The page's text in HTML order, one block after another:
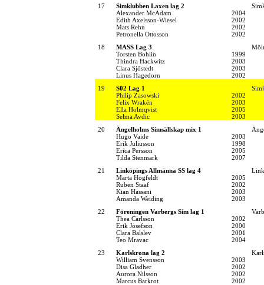
17
Simklubben Laxen lag 2
Alexander McAdam
2004
Edith Axelsson-Wiesel
2002
Mats Rehn
2002
Petronella Ottosson
2002
18
MASS Lag 3
Torsten Bohlin
1999
Thindra Hackwitz
2003
Clara Sjöstedt
2003
Linus Hagedorn
2002
19
S02 Lag 1
Philip Zasowski
2002
Felix Wrakén
2003
Ella Holmqvist
2005
Selma Avdic
2003
20
Ängelholms Simsällskap mix 1
Hugo Vaide
2003
Erik Juliusson
1998
Erica Persson
2005
Tilda Stenmark
2007
21
Linköpings Allmänna SS lag 4
Märta Högfeldt
2005
Ruben Staaf
2002
Kian Hassani
2003
Amanda Weiding
2003
22
Föreningen Varbergs Sim lag 1
Thea Carlsson
2002
Erik Josefson
2000
Clara Balslev
2001
Teo Mravac
2004
23
Karlskrona lag 2
William Svensson
2003
Disa Gladher
2002
Aurora Nilsson
2002
Marcus Barkrot
2002